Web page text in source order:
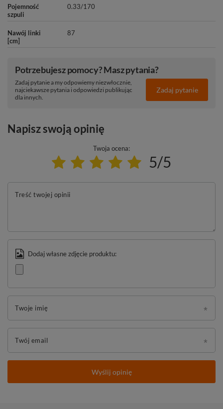
Pojemność
szpuli
0.33/170
Nawój linki
[cm]
87
Potrzebujesz pomocy? Masz pytania?
Zadaj pytanie a my odpowiemy niezwłocznie,
najciekawsze pytania i odpowiedzi publikując
dla innych.
Zadaj pytanie
Napisz swoją opinię
Twoja ocena:
5/5
Treść twojej opinii
Dodaj własne zdjęcie produktu:
Twoje imię
Twój email
Wyślij opinię